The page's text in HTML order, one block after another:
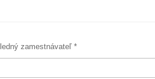
zamestnávateľ *